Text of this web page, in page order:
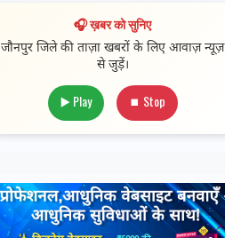
🎧 ख़बर को सुनिए
जौनपुर जिले की ताज़ा खबरों के लिए आवाज़ न्यूज़
से जुड़ें।
▶️ Play ⏹ Stop